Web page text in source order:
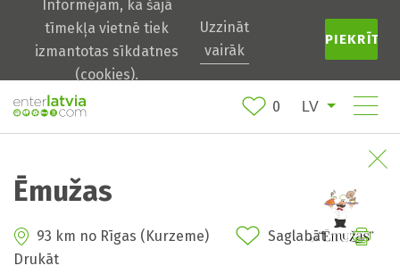
Informējam, ka šajā
tīmekļa vietnē tiek
izmantotas sīkdatnes
(cookies).
Uzzināt
vairāk
PIEKRĪTU
0
Ēmužas
93 km no Rīgas (Kurzeme)
Saglabāt
Drukāt